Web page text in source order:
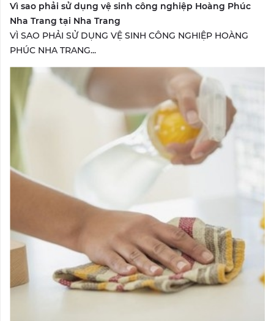
Vì sao phải sử dụng vệ sinh công nghiệp Hoàng Phúc
Nha Trang tại Nha Trang
VÌ SAO PHẢI SỬ DỤNG VỆ SINH CÔNG NGHIỆP HOÀNG
PHÚC NHA TRANG...